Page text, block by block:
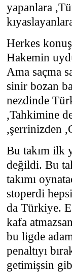
yapanlara
Herkes
Hakemin
Ama saçma
sinir bozan
nezdinde
,Tahkimine
,şerrinizden
Bu takım ilk
değildi. Bu
takımı
stoperdi
da Türkiye.
kafa
bu ligde
penaltıyı
getimişsin